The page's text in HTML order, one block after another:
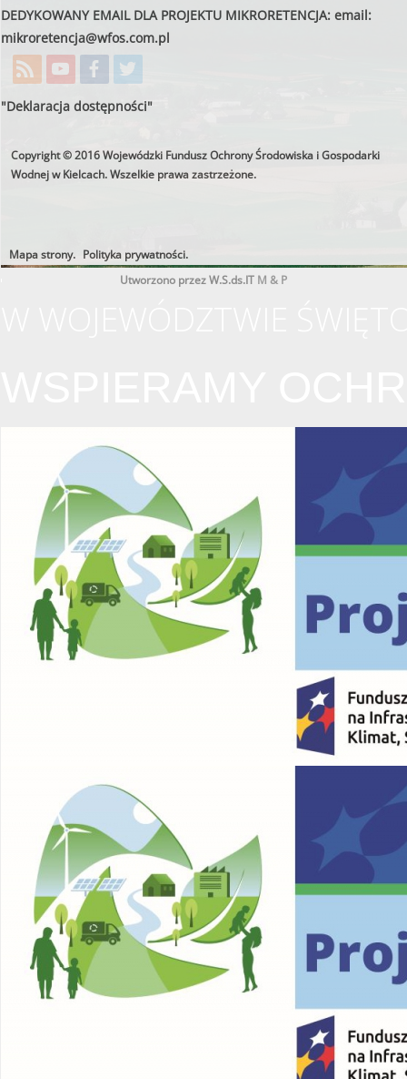
DEDYKOWANY EMAIL DLA PROJEKTU MIKRORETENCJA: email:
mikroretencja@wfos.com.pl
"Deklaracja dostępności"
Copyright © 2016 Wojewódzki Fundusz Ochrony Środowiska i Gospodarki
Wodnej w Kielcach. Wszelkie prawa zastrzeżone.
Mapa strony. Polityka prywatności.
Utworzono przez W.S.ds.IT M & P